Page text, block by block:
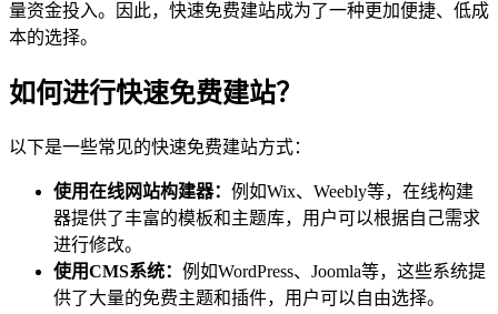
量资金投入。因此，快速免费建站成为了一种更加便捷、低成
本的选择。
如何进行快速免费建站？
以下是一些常见的快速免费建站方式：
使用在线网站构建器： 例如Wix、Weebly等，在线构建
器提供了丰富的模板和主题库，用户可以根据自己需求
进行修改。
使用CMS系统： 例如WordPress、Joomla等，这些系统提
供了大量的免费主题和插件，用户可以自由选择。